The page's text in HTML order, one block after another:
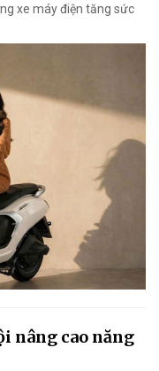
xe máy điện tăng sức
nâng cao năng